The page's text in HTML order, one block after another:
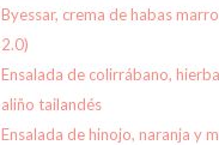
Byessar, crema de habas
2.0)
Ensalada de colirrábano,
aliño tailandés
Ensalada de hinojo, naranja y